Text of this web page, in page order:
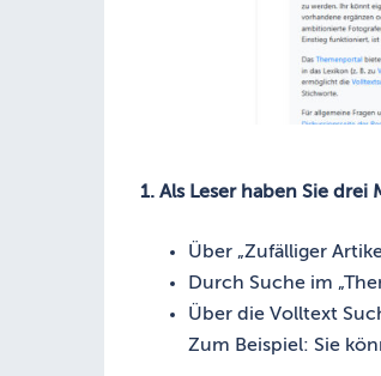
1. Als Leser haben Sie
Über „Zufälliger
Durch Suche im
Über die Volltext
Zum Beispiel: Sie